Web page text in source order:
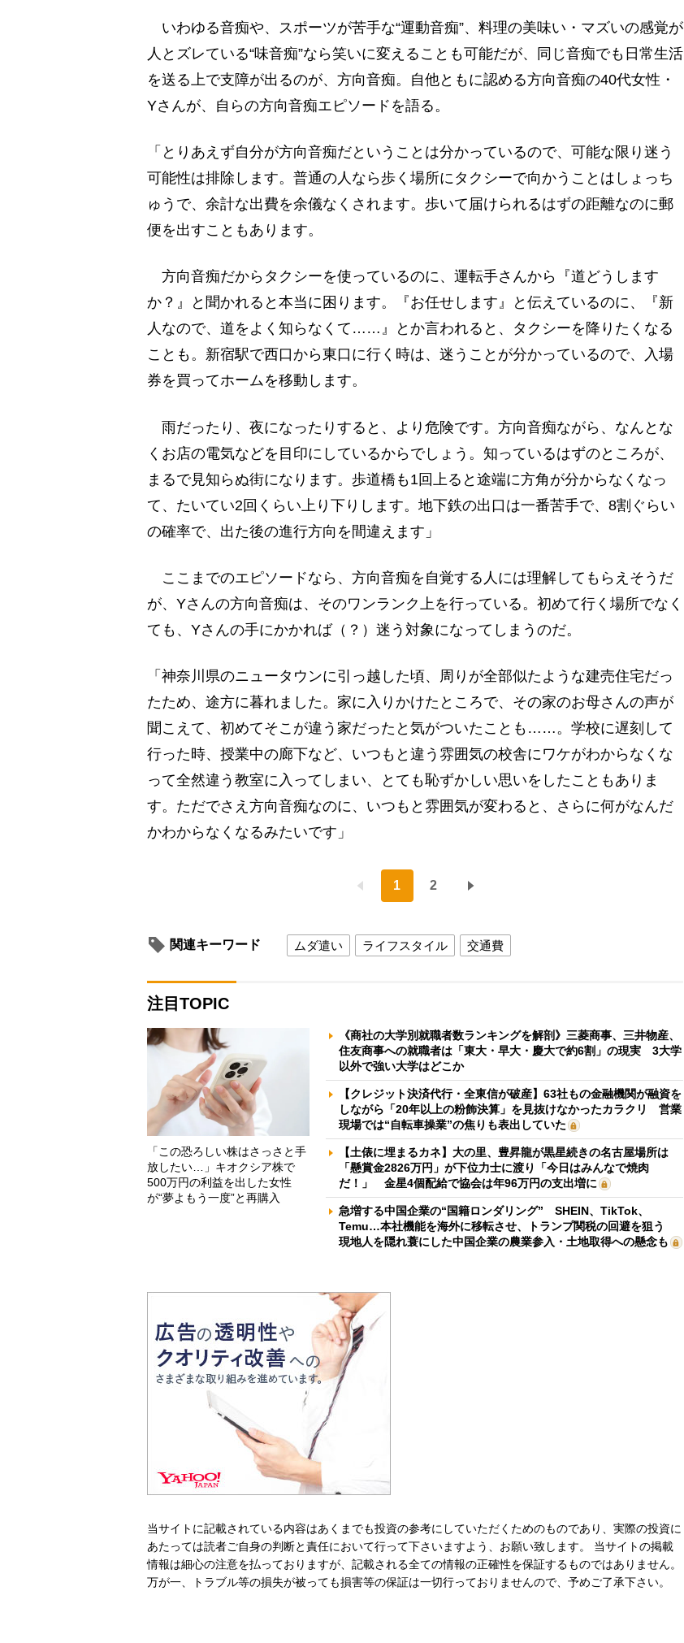
いわゆる音痴や、スポーツが苦手な“運動音痴”、料理の美味い・マズいの感覚が
人とズレている“味音痴”なら笑いに変えることも可能だが、同じ音痴でも日常生活
を送る上で支障が出るのが、方向音痴。自他ともに認める方向音痴の40代女性・
Yさんが、自らの方向音痴エピソードを語る。
「とりあえず自分が方向音痴だということは分かっているので、可能な限り迷う
可能性は排除します。普通の人なら歩く場所にタクシーで向かうことはしょっち
ゅうで、余計な出費を余儀なくされます。歩いて届けられるはずの距離なのに郵
便を出すこともあります。
方向音痴だからタクシーを使っているのに、運転手さんから『道どうします
か？』と聞かれると本当に困ります。『お任せします』と伝えているのに、『新
人なので、道をよく知らなくて……』とか言われると、タクシーを降りたくなる
ことも。新宿駅で西口から東口に行く時は、迷うことが分かっているので、入場
券を買ってホームを移動します。
雨だったり、夜になったりすると、より危険です。方向音痴ながら、なんとな
くお店の電気などを目印にしているからでしょう。知っているはずのところが、
まるで見知らぬ街になります。歩道橋も1回上ると途端に方角が分からなくなっ
て、たいてい2回くらい上り下りします。地下鉄の出口は一番苦手で、8割ぐらい
の確率で、出た後の進行方向を間違えます」
ここまでのエピソードなら、方向音痴を自覚する人には理解してもらえそうだ
が、Yさんの方向音痴は、そのワンランク上を行っている。初めて行く場所でなく
ても、Yさんの手にかかれば（？）迷う対象になってしまうのだ。
「神奈川県のニュータウンに引っ越した頃、周りが全部似たような建売住宅だっ
たため、途方に暮れました。家に入りかけたところで、その家のお母さんの声が
聞こえて、初めてそこが違う家だったと気がついたことも……。学校に遅刻して
行った時、授業中の廊下など、いつもと違う雰囲気の校舎にワケがわからなくな
って全然違う教室に入ってしまい、とても恥ずかしい思いをしたこともありま
す。ただでさえ方向音痴なのに、いつもと雰囲気が変わると、さらに何がなんだ
かわからなくなるみたいです」
1 2
関連キーワード ムダ遣い ライフスタイル 交通費
注目TOPIC
「この恐ろしい株はさっさと手
放したい…」キオクシア株で
500万円の利益を出した女性
が“夢よもう一度”と再購入
《商社の大学別就職者数ランキングを解剖》三菱商事、三井物産、
住友商事への就職者は「東大・早大・慶大で約6割」の現実 3大学
以外で強い大学はどこか
【クレジット決済代行・全東信が破産】63社もの金融機関が融資を
しながら「20年以上の粉飾決算」を見抜けなかったカラクリ 営業
現場では“自転車操業”の焦りも表出していた
【土俵に埋まるカネ】大の里、豊昇龍が黒星続きの名古屋場所は
「懸賞金2826万円」が下位力士に渡り「今日はみんなで焼肉
だ！」 金星4個配給で協会は年96万円の支出増に
急増する中国企業の“国籍ロンダリング” SHEIN、TikTok、
Temu…本社機能を海外に移転させ、トランプ関税の回避を狙う
現地人を隠れ蓑にした中国企業の農業参入・土地取得への懸念も
当サイトに記載されている内容はあくまでも投資の参考にしていただくためのものであり、実際の投資に
あたっては読者ご自身の判断と責任において行って下さいますよう、お願い致します。 当サイトの掲載
情報は細心の注意を払っておりますが、記載される全ての情報の正確性を保証するものではありません。
万が一、トラブル等の損失が被っても損害等の保証は一切行っておりませんので、予めご了承下さい。